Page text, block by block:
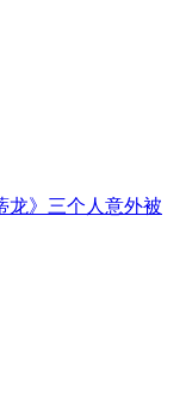
龙》三个人意外被